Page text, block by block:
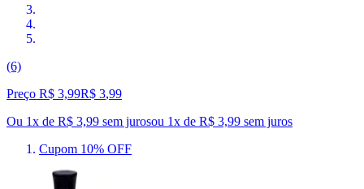
(6)
Preço R$ 3,99R$ 3,99
Ou 1x de R$ 3,99 sem jurosou 1x de R$ 3,99 sem juros
Cupom 10% OFF